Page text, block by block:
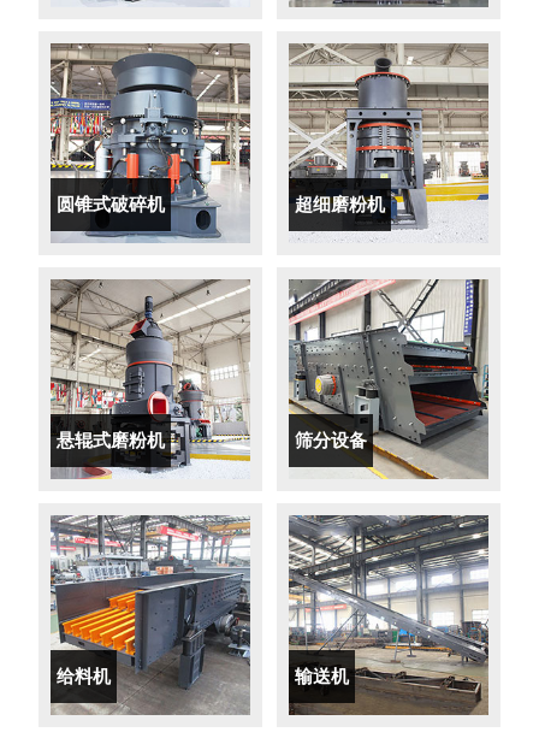
圆锥式破碎机 超细磨粉机
悬辊式磨粉机 筛分设备
给料机 输送机